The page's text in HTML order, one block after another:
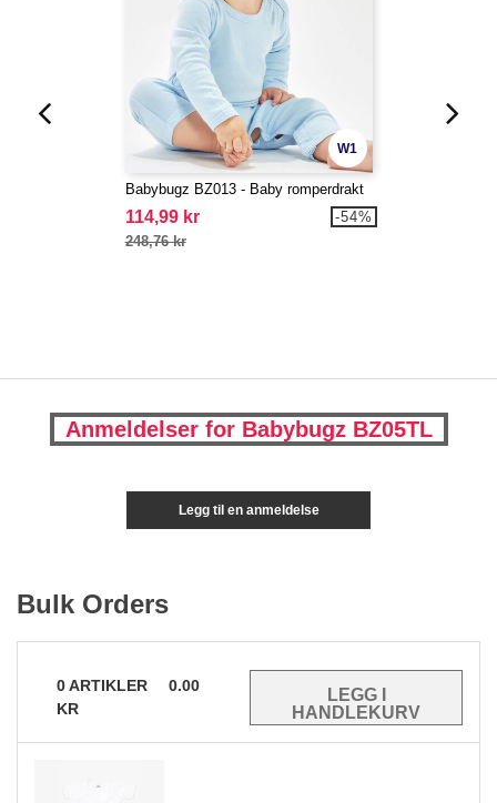
W1
Babybugz BZ013 - Baby romperdrakt
114,99 kr
248,76 kr
-54%
Anmeldelser for Babybugz BZ05TL
Legg til en anmeldelse
Bulk Orders
0ARTIKLER
0.00
KR